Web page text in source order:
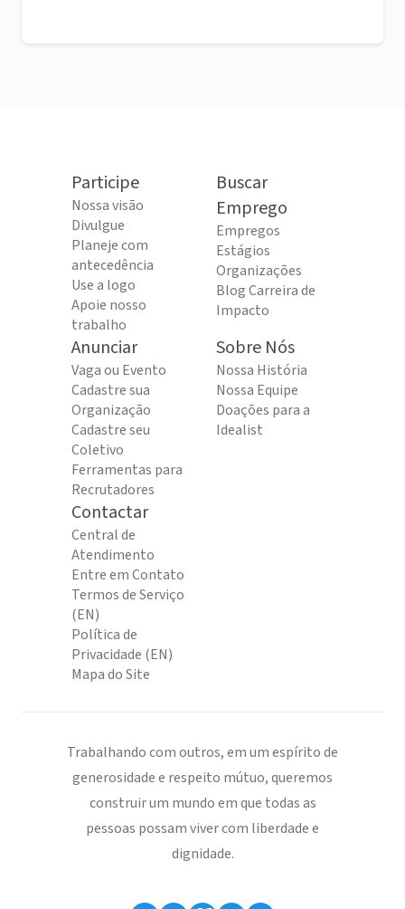
Participe
Nossa visão
Divulgue
Planeje com
antecedência
Use a logo
Apoie nosso
trabalho
Buscar
Emprego
Empregos
Estágios
Organizações
Blog Carreira de
Impacto
Anunciar
Vaga ou Evento
Cadastre sua
Organização
Cadastre seu
Coletivo
Ferramentas para
Recrutadores
Sobre Nós
Nossa História
Nossa Equipe
Doações para a
Idealist
Contactar
Central de
Atendimento
Entre em Contato
Termos de Serviço
(EN)
Política de
Privacidade (EN)
Mapa do Site
Trabalhando com outros, em um espírito de
generosidade e respeito mútuo, queremos
construir um mundo em que todas as
pessoas possam viver com liberdade e
dignidade.